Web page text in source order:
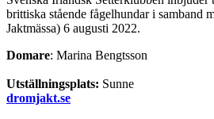
brittiska stående fågelhundar i samband
Jaktmässa) 6 augusti 2022.
Domare: Marina Bengtsson
Utställningsplats: Sunne
dromjakt.se